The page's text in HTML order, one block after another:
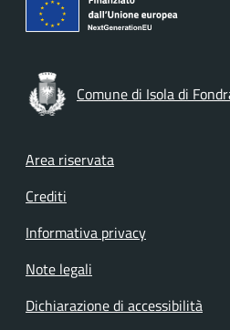
Comune di Isola di
Footer menu
Area riservata
Crediti
Informativa privacy
Note legali
Dichiarazione di accessibilità